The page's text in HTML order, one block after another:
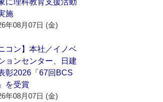
に理科教育支援活動
施
年08月07日 (金)
コン】本社／イノベ
ョンセンター、日建
彰2026「67回BCS
を受賞
年08月07日 (金)